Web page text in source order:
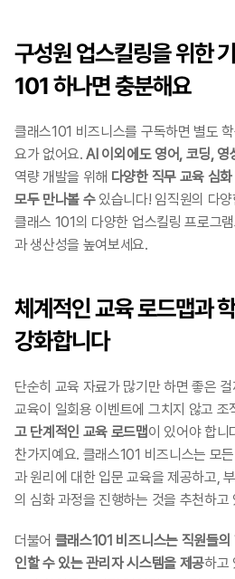
구성원 업스킬링을 위한
101 하나면 충분해요
클래스101 비즈니스를 구독하면 별도
요가 없어요. AI 이외에도 영어, 코딩, 영
역량 개발을 위해 다양한 직무 교육 심
모두 만나볼 수 있습니다! 임직원의 다
클래스 101의 다양한 업스킬링 프로그
과 생산성을 높여보세요.
체계적인 교육 로드맵과
강화합니다
단순히 교육 자료가 많기만 하면 좋은
교육이 일회용 이벤트에 그치지 않고 조
고 단계적인 교육 로드맵이 있어야 합니
찬가지예요. 클래스101 비즈니스는 모
과 원리에 대한 입문 교육을 제공하고,
의 심화 과정을 진행하는 것을 추천하고
더불어 클래스101 비즈니스는 직원들
인할 수 있는 관리자 시스템을 제공하고